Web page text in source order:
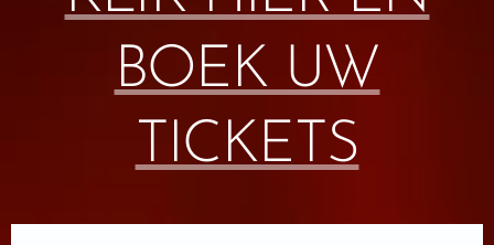
BOEK UW
TICKETS